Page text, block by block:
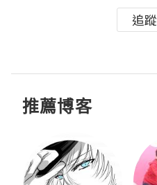
追蹤
推薦博客